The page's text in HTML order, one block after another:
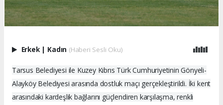
Erkek Kadın (Haberi Sesli Oku)
Tarsus Belediyesi ile Kuzey Kıbrıs Türk Cumhuriyetinin Gönyeli-
Alayköy Belediyesi arasında dostluk maçı gerçekleştirildi. İki kent
arasındaki kardeşlik bağlarını güçlendiren karşılaşma, renkli